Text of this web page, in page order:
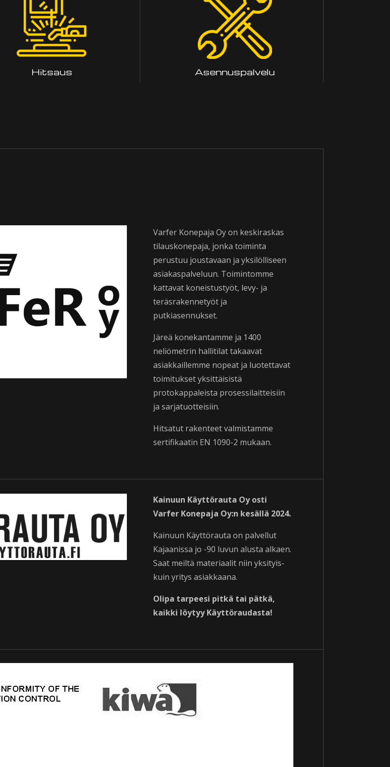
Hitsaus Asennuspalvelu
Varfer Konepaja Oy on keskiraskas
tilauskonepaja, jonka toiminta
perustuu joustavaan ja yksilölliseen
asiakaspalveluun. Toimintomme
kattavat koneistustyöt, levy- ja
teräsrakennetyöt ja
putkiasennukset.
Järeä konekantamme ja 1400
neliömetrin hallitilat takaavat
asiakkaillemme nopeat ja luotettavat
toimitukset yksittäisistä
protokappaleista prosessilaitteisiin
ja sarjatuotteisiin.
Hitsatut rakenteet valmistamme
sertifikaatin EN 1090-2 mukaan.
Kainuun Käyttörauta Oy osti
Varfer Konepaja Oy:n kesällä 2024.
Kainuun Käyttörauta on palvellut
Kajaanissa jo -90 luvun alusta alkaen.
Saat meiltä materiaalit niin yksityis-
kuin yritys asiakkaana.
Olipa tarpeesi pitkä tai pätkä,
kaikki löytyy Käyttöraudasta!